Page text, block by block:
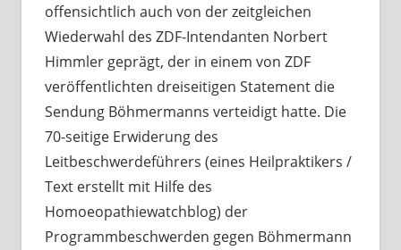
offensichtlich auch von der zeitgleichen
Wiederwahl des ZDF-Intendanten Norbert
Himmler geprägt, der in einem von ZDF
veröffentlichten dreiseitigen Statement die
Sendung Böhmermanns verteidigt hatte. Die
70-seitige Erwiderung des
Leitbeschwerdeführers (eines Heilpraktikers /
Text erstellt mit Hilfe des
Homoeopathiewatchblog) der
Programmbeschwerden gegen Böhmermann